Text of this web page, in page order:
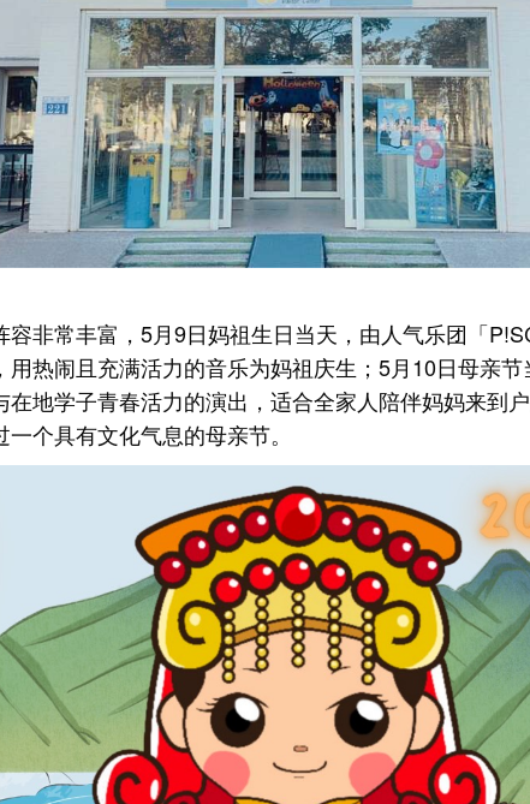
容非常丰富，5月9日妈祖生日当天，由人气乐团「
用热闹且充满活力的音乐为妈祖庆生；5月10日母亲
在地学子青春活力的演出，适合全家人陪伴妈妈来到
个具有文化气息的母亲节。